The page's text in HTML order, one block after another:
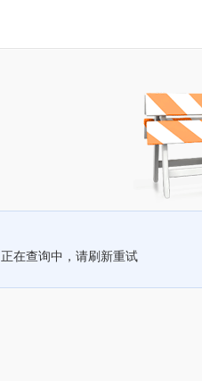
正在查询中，请刷新重试